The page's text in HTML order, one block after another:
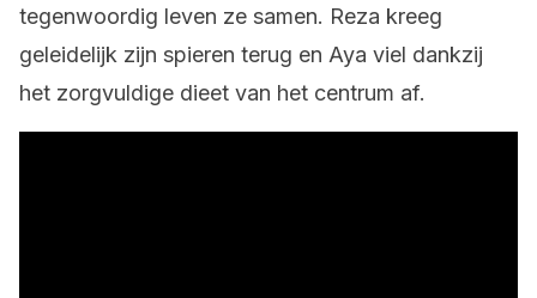
tegenwoordig leven ze samen. Reza kreeg
geleidelijk zijn spieren terug en Aya viel dankzij
het zorgvuldige dieet van het centrum af.